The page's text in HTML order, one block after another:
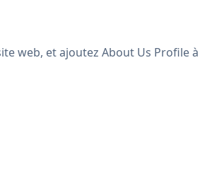
web, et ajoutez About Us Profile